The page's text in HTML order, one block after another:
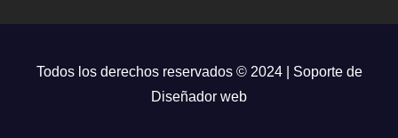
Todos los derechos reservados © 2024 | Soporte de
Diseñador web